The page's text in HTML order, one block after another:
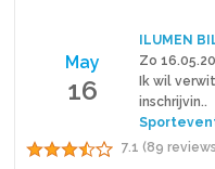
May
16
ILUMEN
Zo
Ik wil
inschrijvin..
7.1 (89